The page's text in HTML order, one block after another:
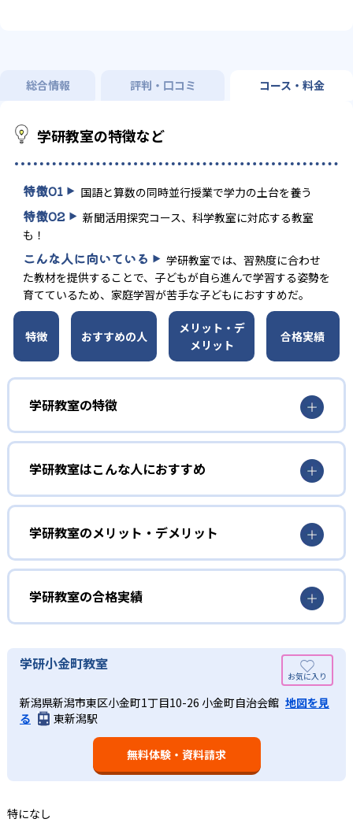
総合情報 評判・口コミ コース・料金
学研教室の特徴など
特徴01 国語と算数の同時並行授業で学力の土台を養う
特徴02
新聞活用探究コース、科学教室に対応する教室
も！
こんな人に向いている
学研教室では、習熟度に合わせ
た教材を提供することで、子どもが自ら進んで学習する姿勢を
育てているため、家庭学習が苦手な子どもにおすすめだ。
特徴 おすすめの人
メリット・デ
メリット
合格実績
学研教室の特徴
01
3歳から高校生まで「無学年方式」で個別指導
学研教室は、0･1･2歳から高校生までを対象として個別指導
解度を最優先して学習を進める「無学年方式」を採用して
いることが特徴だ。この「無学年方式」では、生徒が個々
のペースで学習することができるため、一度立ち止まって
わからないところをしっかり学習したり、余裕がある場合
はどんどん先取り学習を進めたりすることも可能である。
02
生徒それぞれに最適化された学習計画を設計
学研教室の個別指導では、生徒一人ひとりの学力／適性を
しっかり把握した上で学習の出発点を定め、生徒に最適化
された学習計画を設計する。また、生徒それぞれに最適な
教材を提供すると共に、適切なアドバイスも実施。少しず
つレベルアップするスモールステップの教材となっている
ので、つまずくことなく、無理なく無駄なく学習ができ
している。
学研教室はこんな人におすすめ
勉強全体の底力を上げたい人向け
学研教室は、生徒の「わかった！」を重視する形で個別指
導を行っている。無理なく学習を進められるよう「無学年
方式」を採用しており、わからない問題がある場合は立ち
知識の量などで測りやすい「見える力」だけでなく、学習
に向いている。
算数（数学）と国語の基礎力を上げたい人向け
学研教室では、算数（数学）と国語を全ての教科の基礎に
なるものと考え、その指導を重視している。算数（数学）
では筋道を立てて考える力の育成を、国語では全ての学力
の土台となる「読む力」「書く力」の育成に力を入れてい
る。また、この2教科を切り離さず、くり返し学習と毎日の
語の基礎力を上げたい人に向いている。
学研教室のメリット・デメリット
学研教室の合格実績
学研教室の合格実績は、公式サイトでは公開されていな
い。
学研小金町教室
新潟県新潟市東区小金町1丁目10-26 小金町自治会館 地図を見
る
東新潟駅
無料体験・資料請求
特になし